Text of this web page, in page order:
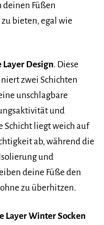
Füßen
bieten, egal wie
Layer Design. Diese
zwei Schichten
unschlagbare
und
Schicht liegt weich auf
ab, während die
und
deine Füße den
zu überhitzen.
Layer Winter Socken